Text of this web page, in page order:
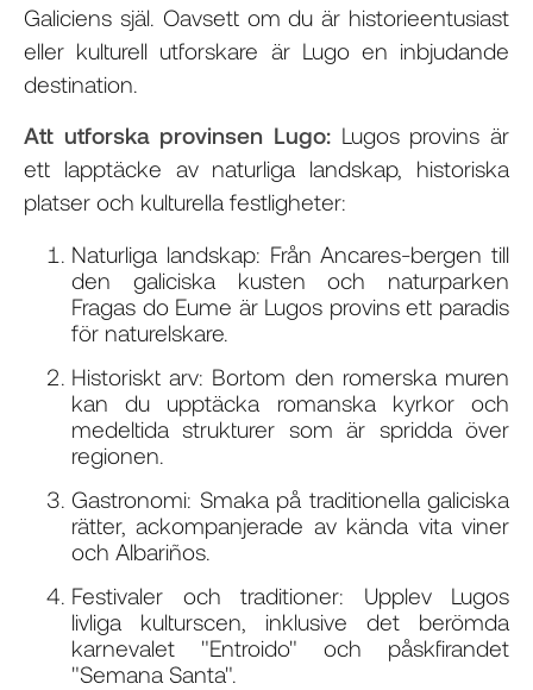
Galiciens själ. Oavsett om du är historieentusiast
eller kulturell utforskare är Lugo en inbjudande
destination.
Att utforska provinsen Lugo: Lugos provins är
ett lapptäcke av naturliga landskap, historiska
platser och kulturella festligheter:
Naturliga landskap: Från Ancares-bergen till
den galiciska kusten och naturparken
Fragas do Eume är Lugos provins ett paradis
för naturelskare.
Historiskt arv: Bortom den romerska muren
kan du upptäcka romanska kyrkor och
medeltida strukturer som är spridda över
regionen.
Gastronomi: Smaka på traditionella galiciska
rätter, ackompanjerade av kända vita viner
och Albariños.
Festivaler och traditioner: Upplev Lugos
livliga kulturscen, inklusive det berömda
karnevalet "Entroido" och påskfirandet
"Semana Santa".